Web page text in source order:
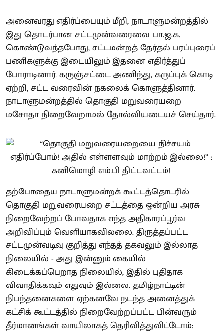
அனைவரது எதிர்ப்பையும் மீறி, நாடாளுமன்றத்தில்
இது தொடர்பான சட்டமுன்வரைவை பா.ஜ.க.
கொண்டுவந்தபோது, சட்டமன்றத் தேர்தல் பரப்புரைப்
பணிகளுக்கு இடையிலும் இதனை எதிர்த்துப்
போராடினார். கருஞ்சட்டை அணிந்து, கருப்புக் கொடி
ஏற்றி, சட்ட வரைவின் நகலைக் கொளுத்தினார்.
நாடாளுமன்றத்தில் தொகுதி மறுவரையறை
மசோதா நிறைவேறாமல் தோல்வியடையச் செய்தார்.
தற்போதைய நாடாளுமன்றக் கூட்டத்தொடரில்
தொகுதி மறுவரையறை சட்டத்தை ஒன்றிய அரசு
நிறைவேற்றப் போவதாக எந்த அதிகாரப்பூர்வ
அறிவிப்பும் வெளியாகவில்லை. திருத்தப்பட்ட
சட்டமுன்வடிவு குறித்து எந்தத் தகவலும் இல்லாத
நிலையில் - அது இன்னும் கையில்
கிடைக்கப்பெறாத நிலையில், இதில் புதிதாக
விவாதிக்கவும் எதுவும் இல்லை. தமிழ்நாட்டின்
நிபந்தனைகளை ஏற்கனவே நடந்த அனைத்துக்
கட்சிக் கூட்டத்தில் நிறைவேற்றப்பட்ட பின்வரும்
தீர்மானங்கள் வாயிலாகத் தெரிவித்துவிட்டோம்: